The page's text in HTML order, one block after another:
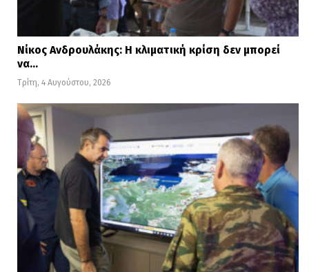
Νίκος Ανδρουλάκης: Η κλιματική κρίση δεν μπορεί
να…
Τρίτη, 4 Αυγούστου, 2026